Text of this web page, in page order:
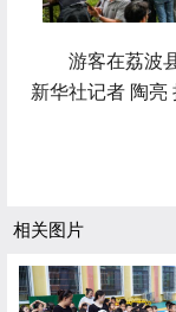
游客在荔波县
新华社记者 陶亮
相关图片